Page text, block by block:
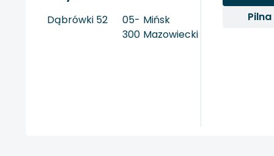
Dąbrówki 52
05-
300
Mińsk
Mazowiecki
Pilna